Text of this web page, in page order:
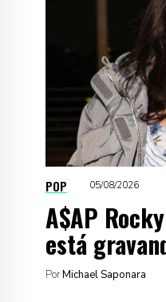
POP 05/08/2026
A$AP
está
PorMichael Saponara